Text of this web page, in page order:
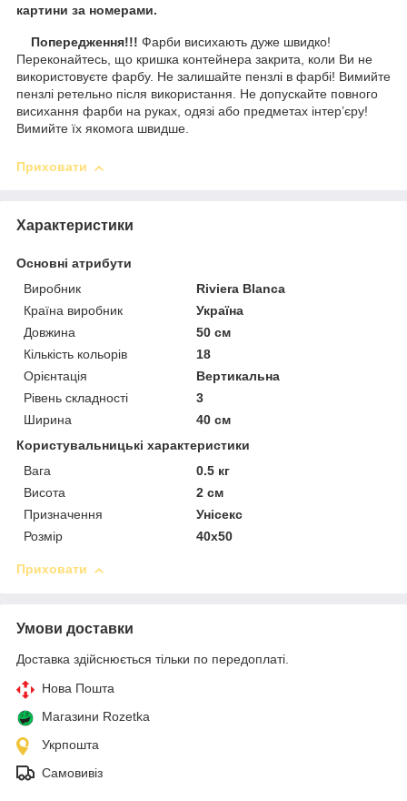
картини за номерами.
Попередження!!! Фарби висихають дуже швидко!
Переконайтесь, що кришка контейнера закрита, коли Ви не
використовуєте фарбу. Не залишайте пензлі в фарбі! Вимийте
пензлі ретельно після використання. Не допускайте повного
висихання фарби на руках, одязі або предметах інтер’єру!
Вимийте їх якомога швидше.
Приховати
Характеристики
Основні атрибути
Виробник
Riviera Blanca
Країна виробник
Україна
Довжина
50 см
Кількість кольорів
18
Орієнтація
Вертикальна
Рівень складності
3
Ширина
40 см
Користувальницькі характеристики
Вага
0.5 кг
Висота
2 см
Призначення
Унісекс
Розмір
40х50
Приховати
Умови доставки
Доставка здійснюється тільки по передоплаті.
Нова Пошта
Магазини Rozetka
Укрпошта
Самовивіз